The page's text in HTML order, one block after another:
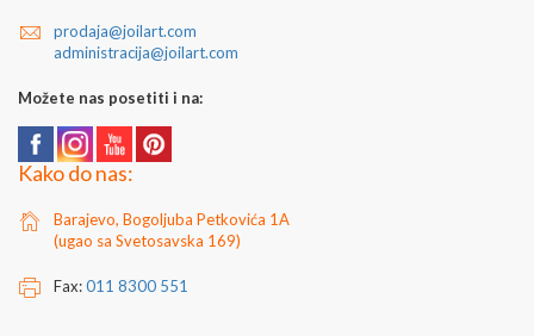
prodaja@joilart.com
administracija@joilart.com
Možete nas posetiti i na:
Kako do nas:
Barajevo, Bogoljuba Petkovića 1A
(ugao sa Svetosavska 169)
Fax:011 8300 551